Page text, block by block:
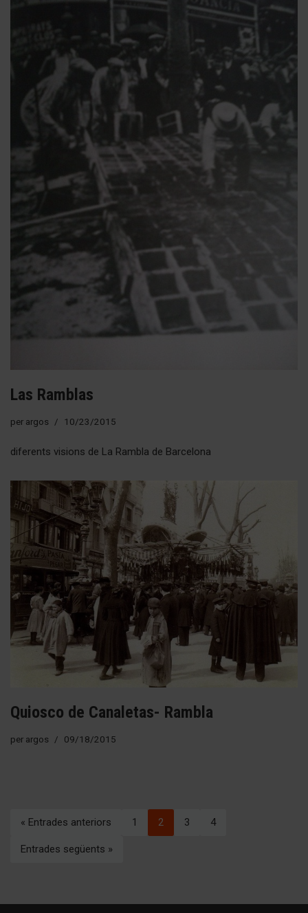
Las Ramblas
per argos 10/23/2015
diferents visions de La Rambla de Barcelona
Quiosco de Canaletas- Rambla
per argos 09/18/2015
« Entrades anteriors 1 2 3 4
Entrades següents »